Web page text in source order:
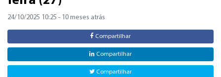
24/10/2025 10:25 - 10 meses atrás
Compartilhar
Compartilhar
Compartilhar